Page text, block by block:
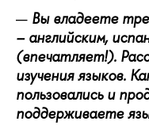
Вы владеете
– английским,
(впечатляет!).
изучения языков.
пользовались и
поддерживаете